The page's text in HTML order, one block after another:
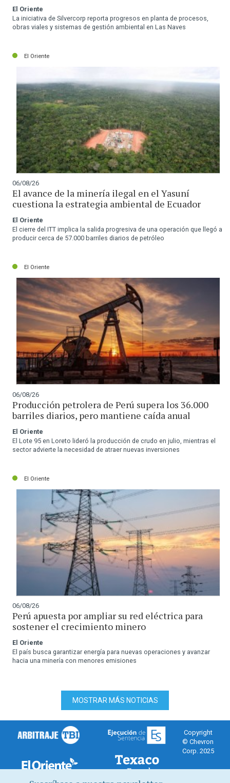
El Oriente
La iniciativa de Silvercorp reporta progresos en planta de procesos,
obras viales y sistemas de gestión ambiental en Las Naves
El Oriente
06/08/26
El avance de la minería ilegal en el Yasuní
cuestiona la estrategia ambiental de Ecuador
El Oriente
El cierre del ITT implica la salida progresiva de una operación que llegó a
producir cerca de 57.000 barriles diarios de petróleo
El Oriente
06/08/26
Producción petrolera de Perú supera los 36.000
barriles diarios, pero mantiene caída anual
El Oriente
El Lote 95 en Loreto lideró la producción de crudo en julio, mientras el
sector advierte la necesidad de atraer nuevas inversiones
El Oriente
06/08/26
Perú apuesta por ampliar su red eléctrica para
sostener el crecimiento minero
El Oriente
El país busca garantizar energía para nuevas operaciones y avanzar
hacia una minería con menores emisiones
MOSTRAR MÁS NOTICIAS
Copyright
© Chevron
Corp. 2025